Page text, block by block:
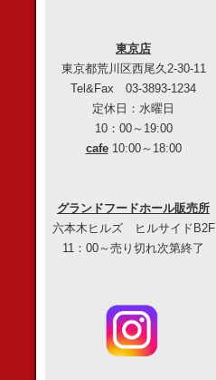
東京店
東京都荒川区西尾久2-30-11
Tel&Fax 03-3893-1234
定休日：水曜日
10：00～19:00
cafe10:00～18:00
グランドフードホール販売所
六本木ヒルズ ヒルサイドB2F
11：00～売り切れ次第終了